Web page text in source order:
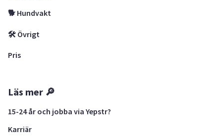
🐕 Hundvakt
🛠 Övrigt
Pris
Läs mer 🔎
15-24 år och jobba via Yepstr?
Karriär